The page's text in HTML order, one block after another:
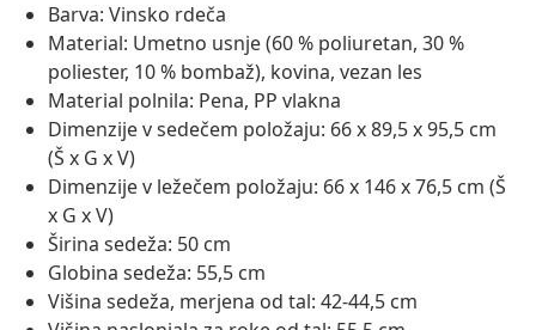
Barva: Vinsko rdeča
Material: Umetno usnje (60 % poliuretan, 30 %
poliester, 10 % bombaž), kovina, vezan les
Material polnila: Pena, PP vlakna
Dimenzije v sedečem položaju: 66 x 89,5 x 95,5 cm
(Š x G x V)
Dimenzije v ležečem položaju: 66 x 146 x 76,5 cm (Š
x G x V)
Širina sedeža: 50 cm
Globina sedeža: 55,5 cm
Višina sedeža, merjena od tal: 42-44,5 cm